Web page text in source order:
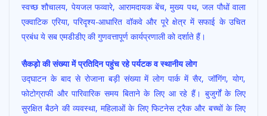
स्वच्छ शौचालय, पेयजल फव्वारे, आरामदायक बेंच, मुख्य पथ, जल पौधों वाला
एक्वाटिक एरिया, परिदृश्य-आधारित वॉकवे और पूरे क्षेत्र में सफाई के उचित
प्रबंध ये सब एमडीडीए की गुणवत्तापूर्ण कार्यप्रणाली को दर्शाते हैं।
सैकड़ो की संख्या में प्रतिदिन पहुंच रहे पर्यटक व स्थानीय लोग
उद्घाटन के बाद से रोजाना बड़ी संख्या में लोग पार्क में सैर, जॉगिंग, योग,
फोटोग्राफी और पारिवारिक समय बिताने के लिए आ रहे हैं। बुजुर्गों के लिए
सुरक्षित बैठने की व्यवस्था, महिलाओं के लिए फिटनेस ट्रैक और बच्चों के लिए